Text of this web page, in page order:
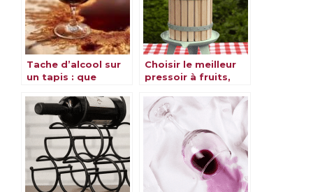
Tache d’alcool sur
un tapis : que
Choisir le meilleur
pressoir à fruits,